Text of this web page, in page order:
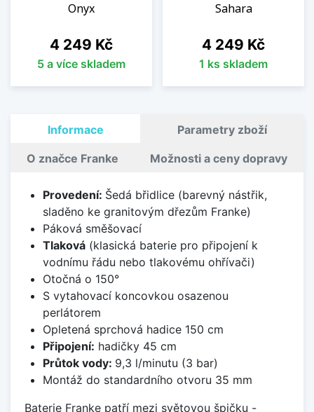
Onyx
Cena
4 249 Kč
5 a více skladem
Sahara
Cena
4 249 Kč
1 ks skladem
Informace Parametry zboží
O značce Franke Možnosti a ceny dopravy
Provedení: Šedá břidlice (barevný nástřik,
sladěno ke granitovým dřezům Franke)
Páková směšovací
Tlaková(klasická baterie pro připojení k
vodnímu řádu nebo tlakovému ohřívači)
Otočná o 150°
S vytahovací koncovkou osazenou
perlátorem
Opletená sprchová hadice 150 cm
Připojení: hadičky 45 cm
Průtok vody: 9,3 l/minutu (3 bar)
Montáž do standardního otvoru 35 mm
Baterie Franke patří mezi světovou špičku -